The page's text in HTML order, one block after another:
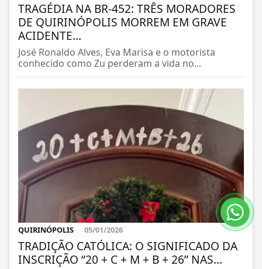
TRAGÉDIA NA BR-452: TRÊS MORADORES
DE QUIRINÓPOLIS MORREM EM GRAVE
ACIDENTE...
José Ronaldo Alves, Eva Marisa e o motorista
conhecido como Zu perderam a vida no...
QUIRINÓPOLIS 05/01/2026
TRADIÇÃO CATÓLICA: O SIGNIFICADO DA
INSCRIÇÃO “20 + C + M + B + 26” NAS...